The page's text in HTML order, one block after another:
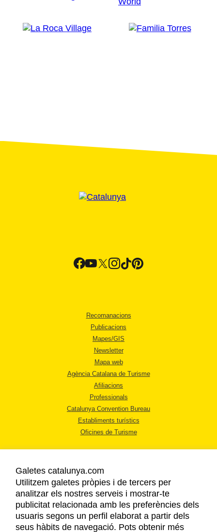
Recomanacions
Publicacions
Mapes/GIS
Newsletter
Mapa web
Agència Catalana de Turisme
Afiliacions
Professionals
Catalunya Convention Bureau
Establiments turístics
Oficines de Turisme
AVÍS LEGAL
POLÍTICA DE PRIVACITAT
COOKIES
Galetes catalunya.com
Utilitzem galetes pròpies i de tercers per
analitzar els nostres serveis i mostrar-te
publicitat relacionada amb les preferències dels
usuaris segons un perfil elaborat a partir dels
seus hàbits de navegació. Pots obtenir més